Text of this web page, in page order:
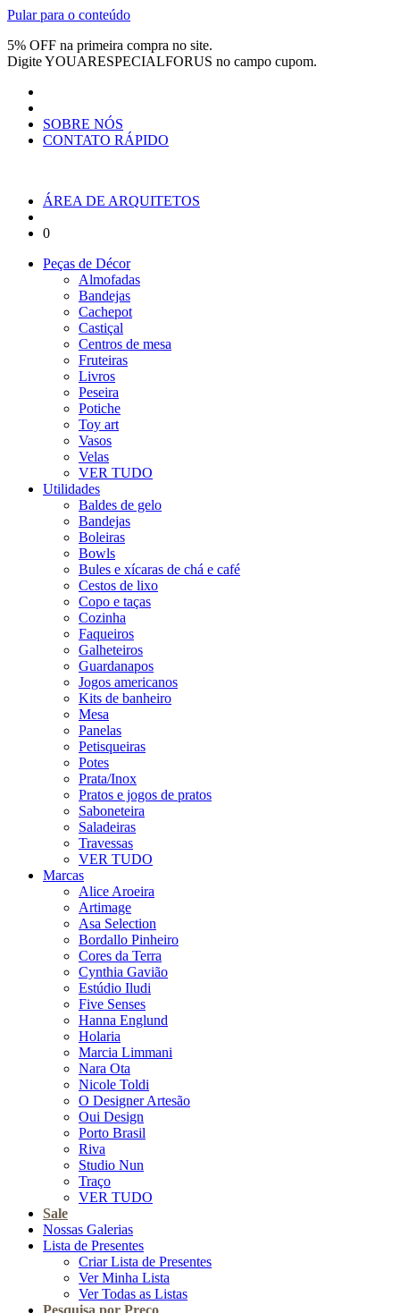
Pular para o conteúdo
5% OFF na primeira compra no site.
DigiteYOUARESPECIALFORUS no campo cupom.
SOBRE NÓS
CONTATO RÁPIDO
ÁREA DE ARQUITETOS
0
Peças de Décor
Almofadas
Bandejas
Cachepot
Castiçal
Centros de mesa
Fruteiras
Livros
Peseira
Potiche
Toy art
Vasos
Velas
VER TUDO
Utilidades
Baldes de gelo
Bandejas
Boleiras
Bowls
Bules e xícaras de chá e café
Cestos de lixo
Copo e taças
Cozinha
Faqueiros
Galheteiros
Guardanapos
Jogos americanos
Kits de banheiro
Mesa
Panelas
Petisqueiras
Potes
Prata/Inox
Pratos e jogos de pratos
Saboneteira
Saladeiras
Travessas
VER TUDO
Marcas
Alice Aroeira
Artimage
Asa Selection
Bordallo Pinheiro
Cores da Terra
Cynthia Gavião
Estúdio Iludi
Five Senses
Hanna Englund
Holaria
Marcia Limmani
Nara Ota
Nicole Toldi
O Designer Artesão
Oui Design
Porto Brasil
Riva
Studio Nun
Traço
VER TUDO
Sale
Nossas Galerias
Lista de Presentes
Criar Lista de Presentes
Ver Minha Lista
Ver Todas as Listas
Pesquisa por Preço